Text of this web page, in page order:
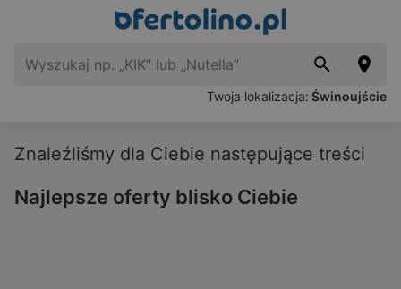
Twoja lokalizacja: Świnoujście
Znaleźliśmy dla Ciebie następujące treści
Najlepsze oferty blisko Ciebie